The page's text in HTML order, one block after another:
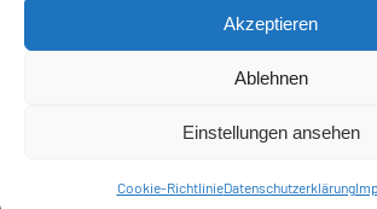
Akzeptieren
Ablehnen
Einstellungen ansehen
Cookie-RichtlinieDatenschutzerklärung
FN SOLUTIONS - Fabian Nowak | Bergsiedlung
Neve| Präsentiert von